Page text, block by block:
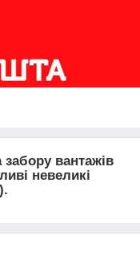
вантажів
невеликі